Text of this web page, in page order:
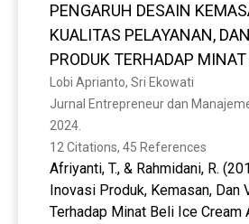
PENGARUH DESAIN
KUALITAS PELAYANAN,
PRODUK TERHADAP MINAT
KONSUMEN ‘‘MINUMIN’’
BENGKULU
Lobi Aprianto, Sri Ekowati
Jurnal Entrepreneur dan
2024.
12 Citations, 45 References
Afriyanti, T., & Rahmidani, R.
Inovasi Produk, Kemasan, Dan
Terhadap Minat Beli Ice Cream